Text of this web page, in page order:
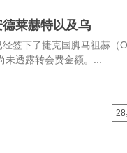
莱赫特以及乌
签下了捷克国脚马祖赫（
透露转会费金额。...
28